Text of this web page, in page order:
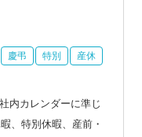
慶弔 特別 産休
カレンダーに準じ
、特別休暇、産前・